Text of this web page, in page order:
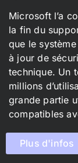
Microsoft l’a
la fin du
que le
à jour de
technique. Un
millions
grande partie
compatibles
Plus d'infos